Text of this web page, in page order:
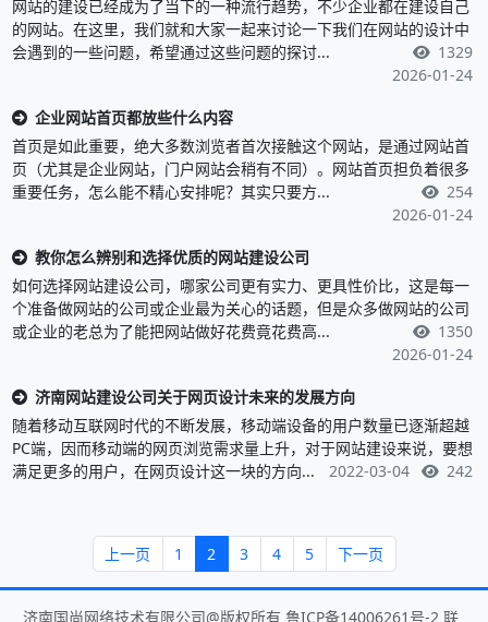
网站的建设已经成为了当下的一种流行趋势，不少企业都在建设自己
的网站。在这里，我们就和大家一起来讨论一下我们在网站的设计中
会遇到的一些问题，希望通过这些问题的探讨...
1329
2026-01-24
企业网站首页都放些什么内容
首页是如此重要，绝大多数浏览者首次接触这个网站，是通过网站首
页（尤其是企业网站，门户网站会稍有不同）。网站首页担负着很多
重要任务，怎么能不精心安排呢？其实只要方...
254
2026-01-24
教你怎么辨别和选择优质的网站建设公司
如何选择网站建设公司，哪家公司更有实力、更具性价比，这是每一
个准备做网站的公司或企业最为关心的话题，但是众多做网站的公司
或企业的老总为了能把网站做好花费竟花费高...
1350
2026-01-24
济南网站建设公司关于网页设计未来的发展方向
随着移动互联网时代的不断发展，移动端设备的用户数量已逐渐超越
PC端，因而移动端的网页浏览需求量上升，对于网站建设来说，要想
满足更多的用户，在网页设计这一块的方向...
242
2022-03-04
上一页 1 2 3 4 5 下一页
济南国尚网络技术有限公司@版权所有 鲁ICP备14006261号-2 联